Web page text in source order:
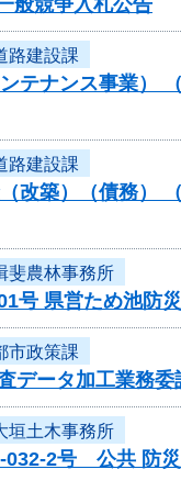
路建設課
テナンス事業）
路建設課
改築）（債務）
斐農林事務所
号 県営ため池
市政策課
データ加工業務
垣土木事務所
032-2号 公共 防